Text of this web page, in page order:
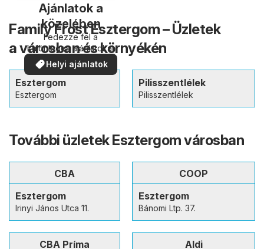
Ajánlatok a
közelében
Fedezze fel a
különleges ajánlatokat
Helyi ajánlatok
Family Frost Esztergom – Üzletek
a városban és környékén
Esztergom
Esztergom
Pilisszentlélek
Pilisszentlélek
További üzletek Esztergom városban
CBA
Esztergom
Irinyi János Utca 11.
COOP
Esztergom
Bánomi Ltp. 37.
CBA Príma
Aldi